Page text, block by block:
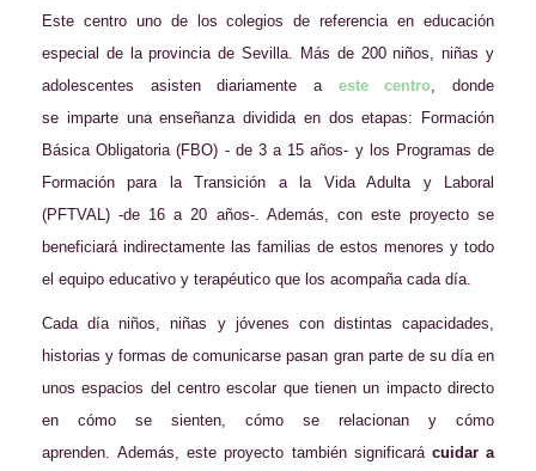
Este centro uno de los colegios de referencia en educación
especial de la provincia de Sevilla. Más de 200 niños, niñas y
adolescentes asisten diariamente a este centro , donde
se imparte una enseñanza dividida en dos etapas: Formación
Básica Obligatoria (FBO) - de 3 a 15 años- y los Programas de
Formación para la Transición a la Vida Adulta y Laboral
(PFTVAL) -de 16 a 20 años-. Además, con este proyecto se
beneficiará indirectamente las familias de estos menores y todo
el equipo educativo y terapéutico que los acompaña cada día.
Cada día niños, niñas y jóvenes con distintas capacidades,
historias y formas de comunicarse pasan gran parte de su día en
unos espacios del centro escolar que tienen un impacto directo
en cómo se sienten, cómo se relacionan y cómo
aprenden. Además, este proyecto también significará cuidar a